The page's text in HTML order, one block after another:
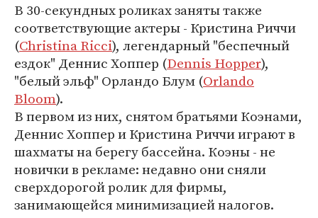
В 30-секундных роликах заняты также
соответствующие актеры - Кристина Риччи
(Christina Ricci), легендарный "беспечный
ездок" Деннис Хоппер (Dennis Hopper),
"белый эльф" Орландо Блум (Orlando
Bloom).
В первом из них, снятом братьями Коэнами,
Деннис Хоппер и Кристина Риччи играют в
шахматы на берегу бассейна. Коэны - не
новички в рекламе: недавно они сняли
сверхдорогой ролик для фирмы,
занимающейся минимизацией налогов.